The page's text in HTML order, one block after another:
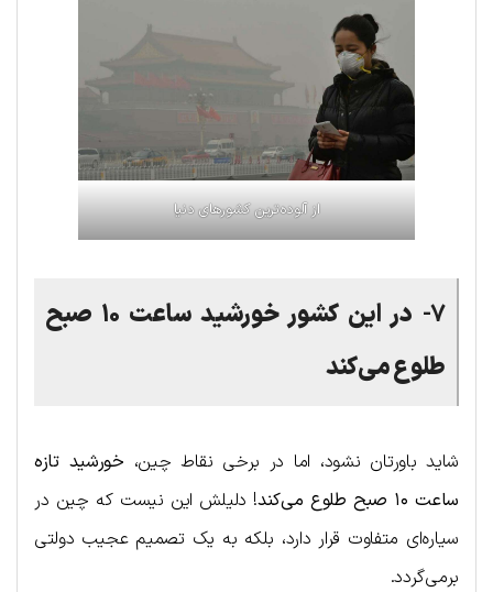
از آلوده‌ترین کشورهای دنیا
۷-
در این کشور خورشید ساعت ۱۰ صبح
طلوع می‌کند
شاید باورتان نشود، اما در برخی نقاط چین، خورشید تازه
ساعت ۱۰ صبح طلوع می‌کند
! دلیلش این نیست که چین در
سیاره‌ای متفاوت قرار دارد، بلکه به یک تصمیم عجیب دولتی
برمی‌گردد.